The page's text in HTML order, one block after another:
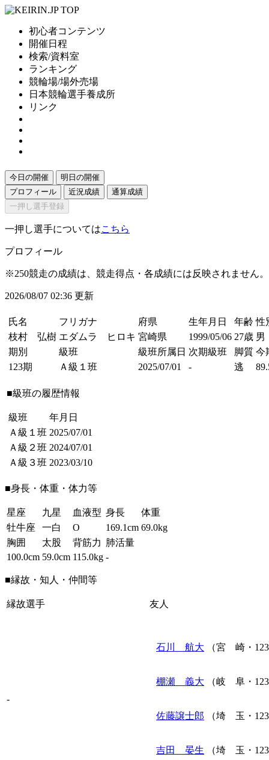
初心者コンテンツ
開催日程
検索/資料室
ランキング
競輪場/場外売場
日本競輪選手養成所
リンク
今日の開催
明日の開催
プロフィール
近況成績
通算成績
一押し選手登録
一押し選手についてはこちら
プロフィール
※250競走の成績は、競走得点・各成績には反映されません。
2026/08/07 02:36 更新
氏名 フリガナ 府県 生年月日 年齢 性
枝村 弘樹 エダムラ ヒロキ 宮崎県 1999/05/06 27歳 男
期別
級班 級班所属日 次期級班 脚質 今
123期
Ａ級１班 2025/07/01 - 逃
■級班の履歴情報
級班
年月日
Ａ級１班 2025/07/01
Ａ級２班 2024/07/01
Ａ級３班 2023/03/10
■身長・体重・体力等
星座 九星 血液型 身長
体重
牡牛座
一白 O 169.1cm 69.0kg
胸囲
太股 背筋力 肺活量
100.0cm 59.0cm 115.0kg -
■縁故・知人・仲間等
縁故選手 友人
-
石川 航大 （宮 崎・
棚瀬 義大 （岐 阜・
佐藤譲士郎 （埼 玉・
吉田 晏生 （埼 玉・